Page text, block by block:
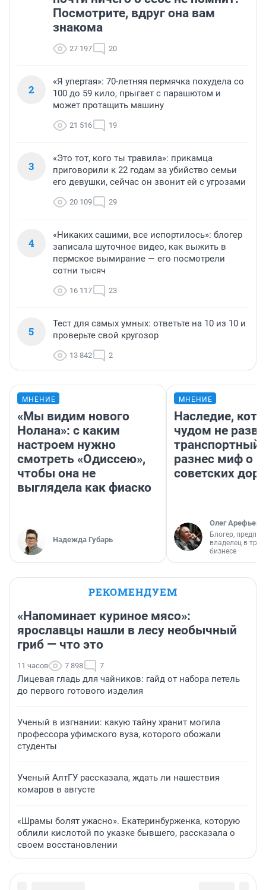
Посмотрите, вдруг она вам
знакома
27 197 20
2
«Я упертая»: 70-летняя пермячка похудела со
100 до 59 кило, прыгает с парашютом и
может протащить машину
21 516 19
3
«Это тот, кого ты травила»: прикамца
приговорили к 22 годам за убийство семьи
его девушки, сейчас он звонит ей с угрозами
20 109 29
4
«Никаких сашими, все испортилось»: блогер
записала шуточное видео, как выжить в
пермское вымирание — его посмотрели
сотни тысяч
16 117 23
5
Тест для самых умных: ответьте на 10 из 10 и
проверьте свой кругозор
13 842 2
МНЕНИЕ
«Мы видим нового
Нолана»: с каким
настроем нужно
смотреть «Одиссею»,
чтобы она не
выглядела как фиаско
Надежда Губарь
МНЕНИЕ
Наследие,
чудом не
транспортный
разнес миф о
советских
Олег Арефьев
Блогер,
владелец в
бизнесе
РЕКОМЕНДУЕМ
«Напоминает куриное мясо»:
ярославцы нашли в лесу необычный
гриб — что это
11 часов 7 898 7
Лицевая гладь для чайников: гайд от набора петель
до первого готового изделия
Ученый в изгнании: какую тайну хранит могила
профессора уфимского вуза, которого обожали
студенты
Ученый АлтГУ рассказала, ждать ли нашествия
комаров в августе
«Шрамы болят ужасно». Екатеринбурженка, которую
облили кислотой по указке бывшего, рассказала о
своем восстановлении